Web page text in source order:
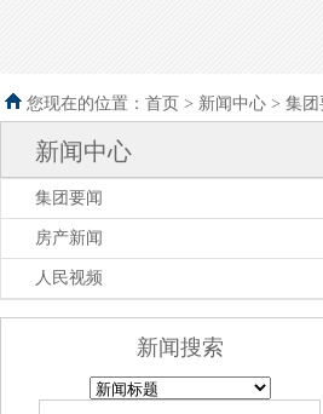
您现在的位置：首页 > 新闻中心 > 集团
新闻中心
集团要闻
房产新闻
人民视频
新闻搜索